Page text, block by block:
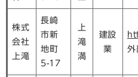
株式
会社
上滝
長崎
市新
地町
5-17
上
滝
満
建設
業
外